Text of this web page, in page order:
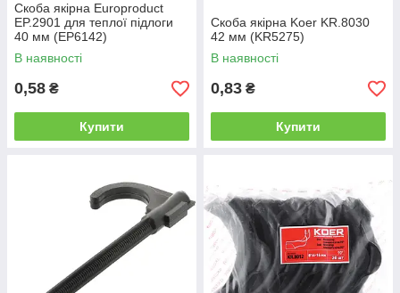
Скоба якірна Europroduct
EP.2901 для теплої підлоги
40 мм (EP6142)
В наявності
0,58 ₴
Купити
Скоба якірна Koer KR.8030
42 мм (KR5275)
В наявності
0,83 ₴
Купити